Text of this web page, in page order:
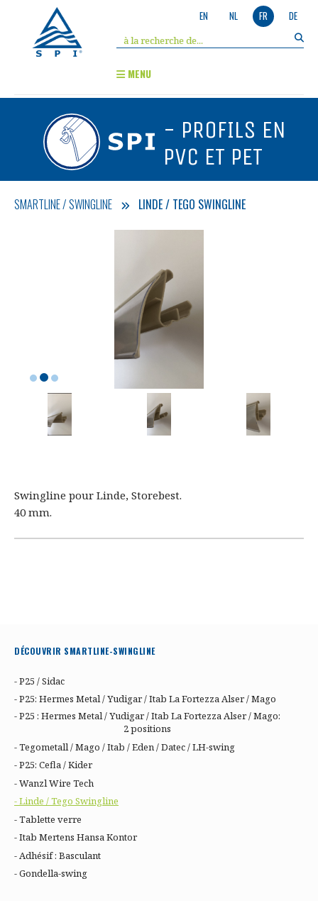
EN NL FR DE
MENU
- PROFILS EN
PVC ET PET
SMARTLINE / SWINGLINE LINDE / TEGO SWINGLINE
Swingline pour Linde, Storebest.
40 mm.
DÉCOUVRIR SMARTLINE-SWINGLINE
- P25 / Sidac
- P25: Hermes Metal / Yudigar / Itab La Fortezza Alser / Mago
- P25 : Hermes Metal / Yudigar / Itab La Fortezza Alser / Mago:
2 positions
- Tegometall / Mago / Itab / Eden / Datec / LH-swing
- P25: Cefla / Kider
- Wanzl Wire Tech
- Linde / Tego Swingline
- Tablette verre
- Itab Mertens Hansa Kontor
- Adhésif : Basculant
- Gondella-swing